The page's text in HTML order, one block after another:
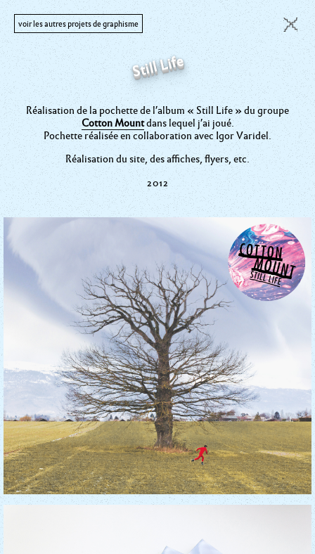
Still Life
Réalisation de la pochette de l’album « Still Life » du groupe
Cotton Mountdans lequel j’ai joué.
Pochette réalisée en collaboration avec Igor Varidel.
Réalisation du site, des affiches, flyers, etc.
2012